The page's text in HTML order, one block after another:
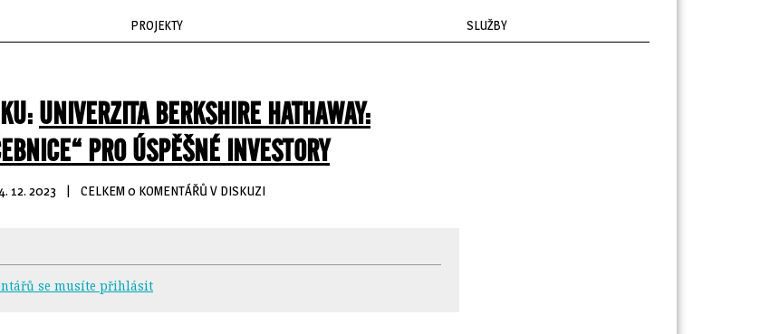
UNIVERZITA BERKSHIRE HATHAWAY:
PRO ÚSPĚŠNÉ INVESTORY
12. 2023 | CELKEM 0 KOMENTÁŘŮ V DISKUZI
se musíte přihlásit
PROJEKTY SLUŽBY